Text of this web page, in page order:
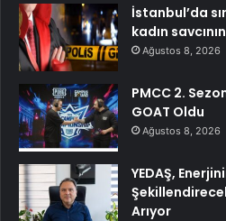
İstanbul’da
kadın
Ağustos 8, 2026
PMCC 2.
GOAT Oldu
Ağustos 8, 2026
YEDAŞ,
Arıyor